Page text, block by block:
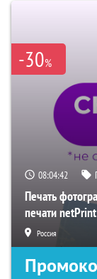
-30%
08:04:41
Печать
печати netPrint
Россия